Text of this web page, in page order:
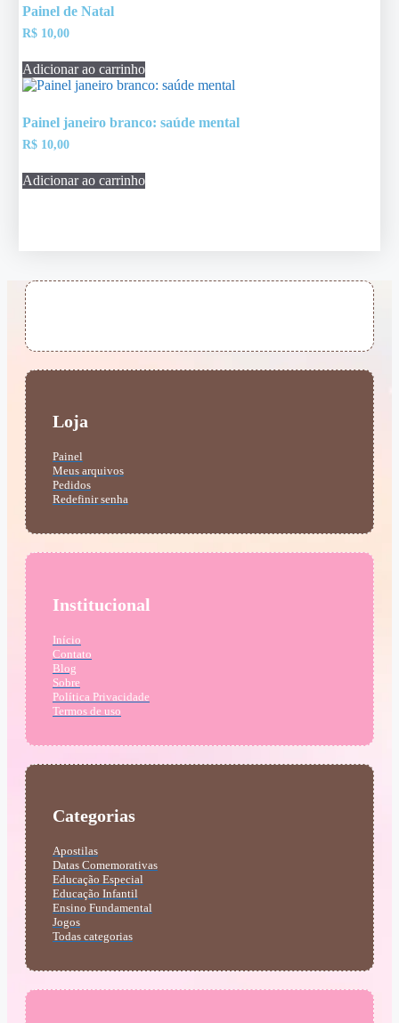
Painel de Natal
R$10,00
Adicionar ao carrinho
Painel janeiro branco: saúde mental
R$10,00
Adicionar ao carrinho
Loja
Painel
Meus arquivos
Pedidos
Redefinir senha
Institucional
Início
Contato
Blog
Sobre
Política Privacidade
Termos de uso
Categorias
Apostilas
Datas Comemorativas
Educação Especial
Educação Infantil
Ensino Fundamental
Jogos
Todas categorias